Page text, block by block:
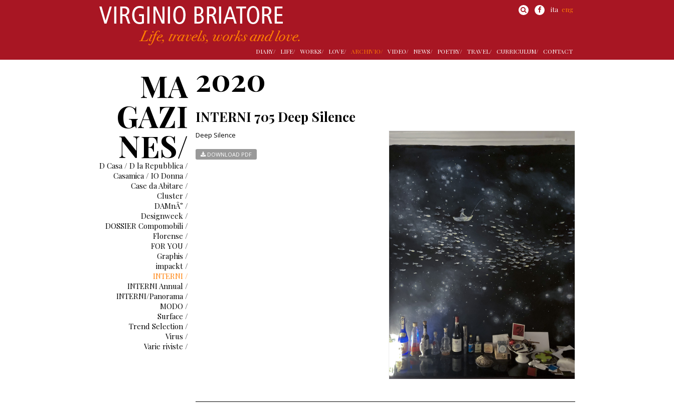
ita eng
DIARY/ LIFE/ WORKS/ LOVE/ ARCHIVIO/ VIDEO/ NEWS/ POETRY/ TRAVEL/ CURRICULUM/ CONTACT
MA
GAZI
NES/
D Casa / D la Repubblica /
Casamica / IO Donna /
Case da Abitare /
Cluster /
DAMnÂ° /
Designweek /
DOSSIER Compomobili /
Florense /
FOR YOU /
Graphis /
impackt /
INTERNI /
INTERNI Annual /
INTERNI/Panorama /
MODO /
Surface /
Trend Selection /
Virus /
Varie riviste /
2020
INTERNI 705 Deep Silence
Deep Silence
DOWNLOAD PDF